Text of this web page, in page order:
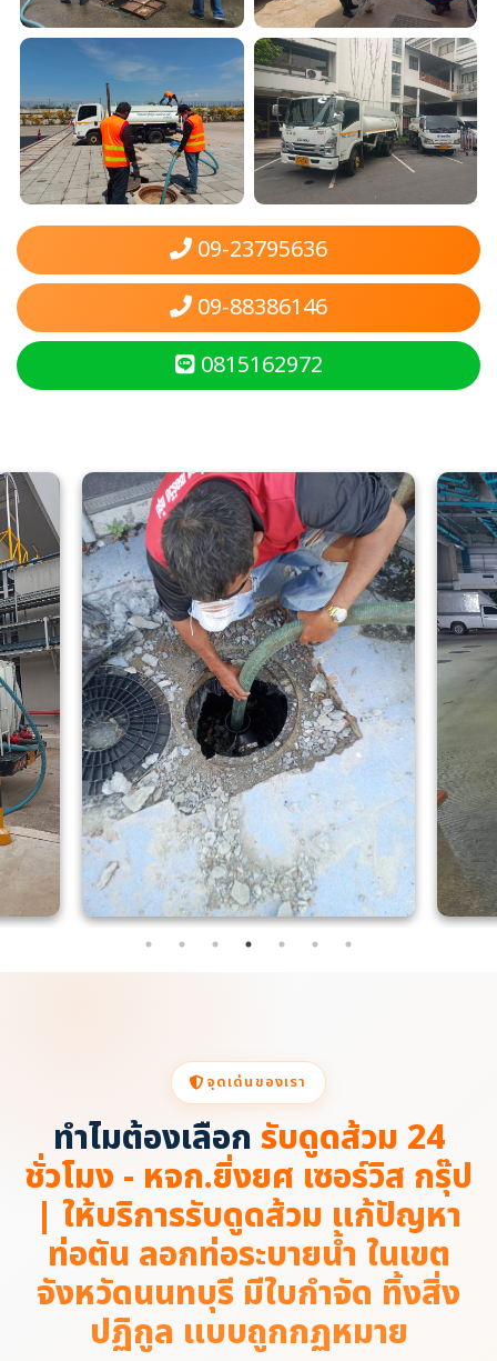
09-23795636
09-88386146
0815162972
จุดเด่นของเรา
ทำไมต้องเลือกรับดูดส้วม 24
ชั่วโมง - หจก.ยิ่งยศ เซอร์วิส กรุ๊ป
| ให้บริการรับดูดส้วม แก้ปัญหา
ท่อตัน ลอกท่อระบายน้ำ ในเขต
จังหวัดนนทบุรี มีใบกำจัด ทิ้งสิ่ง
ปฏิกูล แบบถูกกฏหมาย